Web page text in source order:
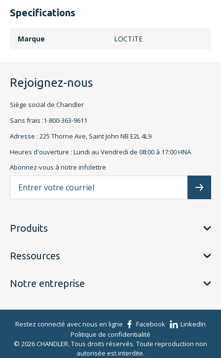
Specifications
Marque LOCTITE
Rejoignez-nous
Siège social de Chandler
Sans frais :1-800-363-9611
Adresse : 225 Thorne Ave, Saint John NB E2L 4L9
Heures d'ouverture : Lundi au Vendredi de 08:00 à 17:00 HNA
Abonnez-vous à notre infolettre
Produits
Ressources
Notre entreprise
Restez connecté avec nous en ligne Facebook
LinkedIn
Politique de confidentialité
© 2026 CHANDLER. Tous droits réservés. Toute reproduction non
autorisée est interdite.